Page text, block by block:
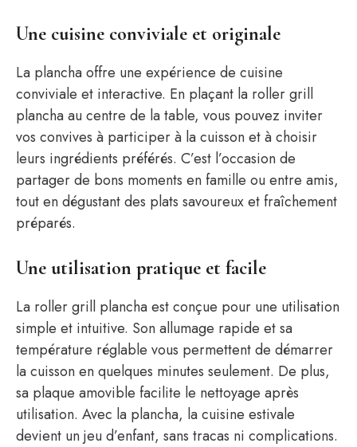
Une cuisine conviviale et originale
La plancha offre une expérience de cuisine
conviviale et interactive. En plaçant la roller grill
plancha au centre de la table, vous pouvez inviter
vos convives à participer à la cuisson et à choisir
leurs ingrédients préférés. C’est l’occasion de
partager de bons moments en famille ou entre amis,
tout en dégustant des plats savoureux et fraîchement
préparés.
Une utilisation pratique et facile
La roller grill plancha est conçue pour une utilisation
simple et intuitive. Son allumage rapide et sa
température réglable vous permettent de démarrer
la cuisson en quelques minutes seulement. De plus,
sa plaque amovible facilite le nettoyage après
utilisation. Avec la plancha, la cuisine estivale
devient un jeu d’enfant, sans tracas ni complications.